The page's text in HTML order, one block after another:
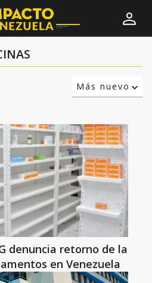
Más nuevo
denuncia retorno de la
en Venezuela